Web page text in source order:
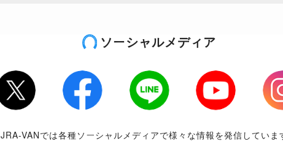
ソーシャルメディア
Twitter LINE Youtube
JRA-VANでは各種ソーシャルメディアで様々な情報を発信していま